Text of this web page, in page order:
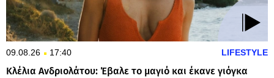
09.08.26 17:40 LIFESTYLE
Κλέλια Ανδριολάτου: Έβαλε το μαγιό και έκανε γιόγκα